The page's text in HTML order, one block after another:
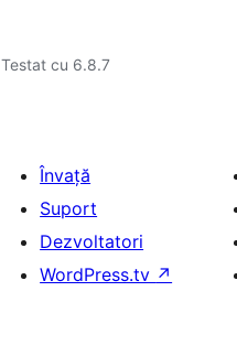
Testat cu 6.8.7
Învață
Suport
Dezvoltatori
WordPress.tv ↗